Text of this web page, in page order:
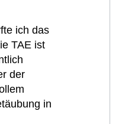
ich das
TAE ist
der
in